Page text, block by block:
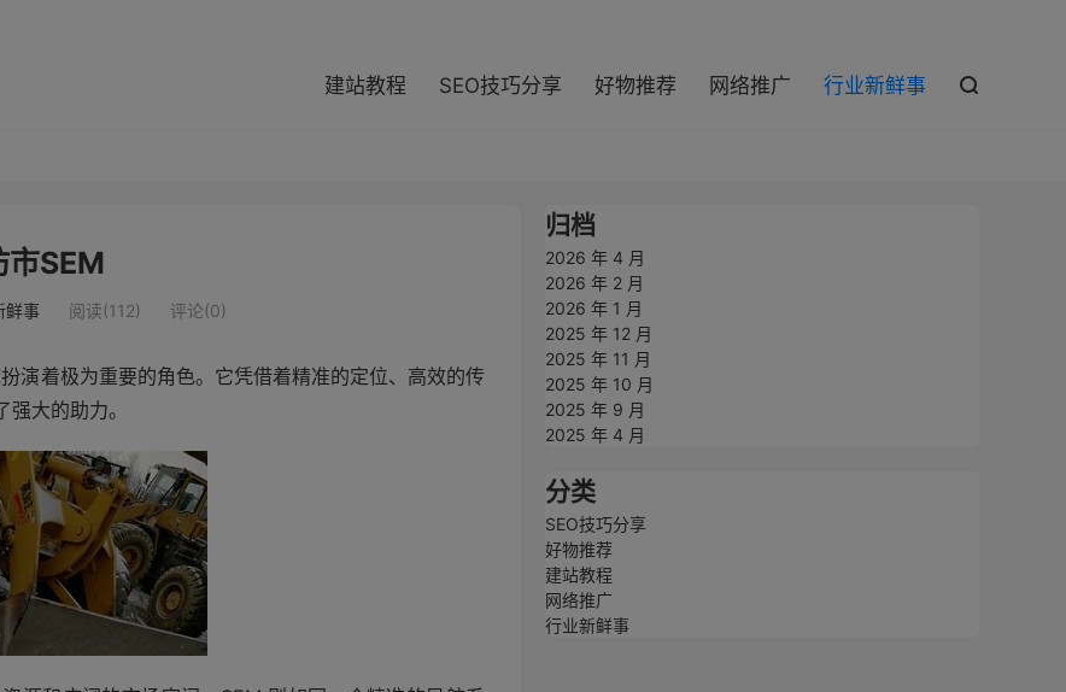
建站教程 SEO技巧分享 好物推荐 网络推广 行业新鲜事 
市SEM
鲜事 阅读(112) 评论(0)
演着极为重要的角色。它凭借着精准的定位、高效的传
大的助力。
归档
2026 年 4 月
2026 年 2 月
2026 年 1 月
2025 年 12 月
2025 年 11 月
2025 年 10 月
2025 年 9 月
2025 年 4 月
分类
SEO技巧分享
好物推荐
建站教程
网络推广
行业新鲜事